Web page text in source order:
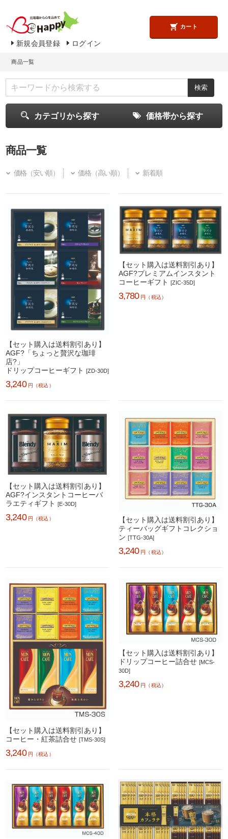
カート
新規会員登録 ログイン
商品一覧
カテゴリから探す 価格帯から探す
商品一覧
価格（安い順） 価格（高い順） 新着順
【セット購入は送料割引あり】
AGF?「ちょっと贅沢な珈琲
店?」
ドリップコーヒーギフト[ZD-30D]
3,240 円（税込）
【セット購入は送料割引あり】
AGF?プレミアムインスタント
コーヒーギフト [ZIC-35D]
3,780 円（税込）
【セット購入は送料割引あり】
AGF?インスタントコーヒーバ
ラエティギフト[E-30D]
3,240 円（税込）
【セット購入は送料割引あり】
ティーバッグギフトコレクショ
ン [TTG-30A]
3,240 円（税込）
【セット購入は送料割引あり】
コーヒー・紅茶詰合せ[TMS-30S]
3,240 円（税込）
【セット購入は送料割引あり】
ドリップコーヒー詰合せ [MCS-
30D]
3,240 円（税込）